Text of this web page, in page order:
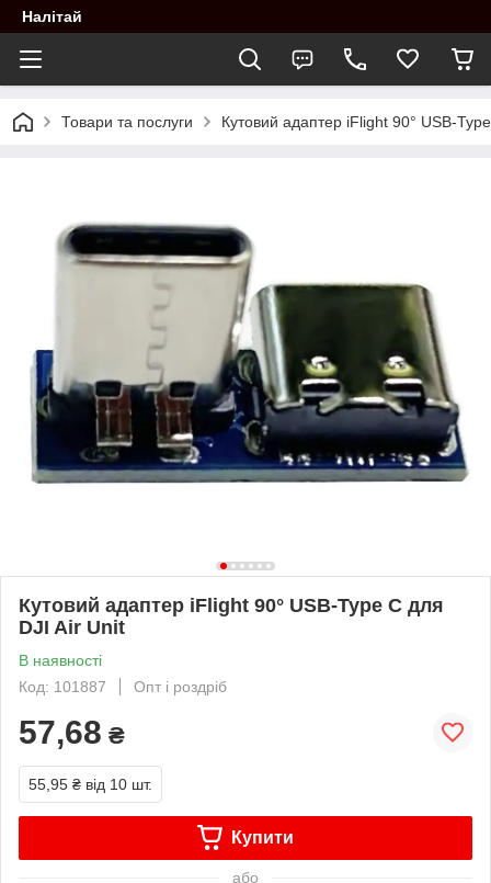
Налітай
Товари та послуги Кутовий адаптер iFlight 90° USB-
Кутовий адаптер iFlight 90° USB-Type C для
DJI Air Unit
В наявності
Код: 101887
Опт і роздріб
57,68 ₴
55,95 ₴ від 10 шт.
Купити
або